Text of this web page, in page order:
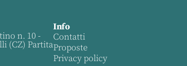
n. 10 -
(CZ) Partita
Info
Contatti
Proposte
Privacy policy